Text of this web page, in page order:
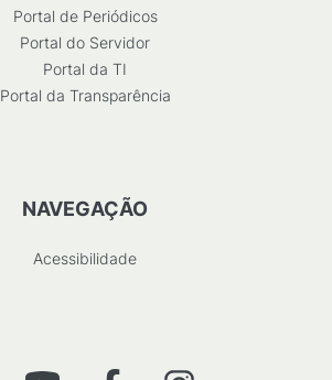
Portal de Periódicos
Portal do Servidor
Portal da TI
Portal da Transparência
NAVEGAÇÃO
Acessibilidade